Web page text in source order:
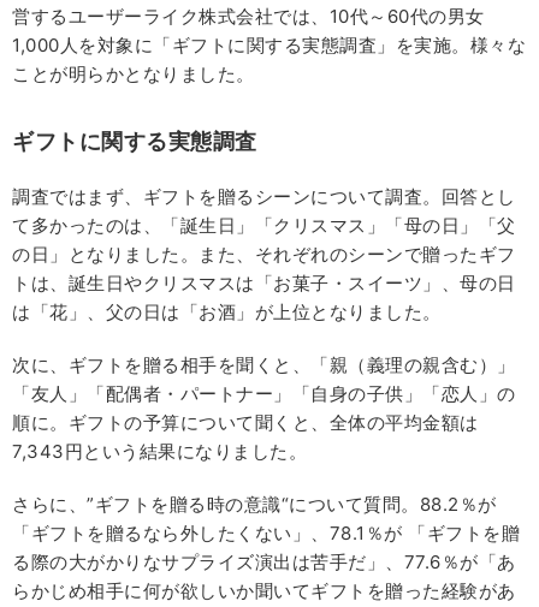
営するユーザーライク株式会社では、10代～60代の男女
1,000人を対象に「ギフトに関する実態調査」を実施。様々な
ことが明らかとなりました。
ギフトに関する実態調査
調査ではまず、ギフトを贈るシーンについて調査。回答とし
て多かったのは、「誕生日」「クリスマス」「母の日」「父
の日」となりました。また、それぞれのシーンで贈ったギフ
トは、誕生日やクリスマスは「お菓子・スイーツ」、母の日
は「花」、父の日は「お酒」が上位となりました。
次に、ギフトを贈る相手を聞くと、「親（義理の親含む）」
「友人」「配偶者・パートナー」「自身の子供」「恋人」の
順に。ギフトの予算について聞くと、全体の平均金額は
7,343円という結果になりました。
さらに、”ギフトを贈る時の意識“について質問。88.2％が
「ギフトを贈るなら外したくない」、78.1％が 「ギフトを贈
る際の大がかりなサプライズ演出は苦手だ」、77.6％が「あ
らかじめ相手に何が欲しいか聞いてギフトを贈った経験があ